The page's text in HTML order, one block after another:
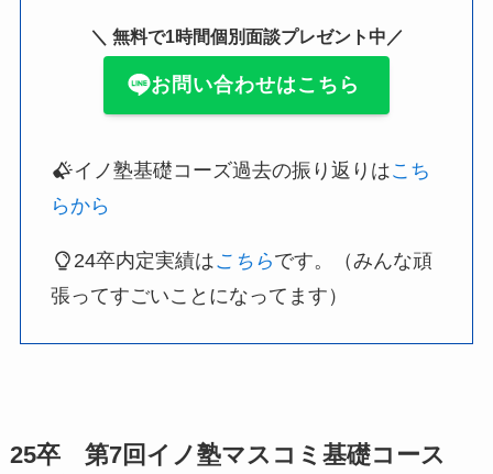
＼ 無料で1時間個別面談プレゼント中／
お問い合わせはこちら
イノ塾基礎コーズ過去の振り返りはこち
らから
24卒内定実績はこちらです。（みんな頑
張ってすごいことになってます）
25卒 第7回イノ塾マスコミ基礎コース